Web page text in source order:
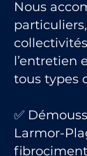
Nous
l’entretien
tous types
✅
Larmor-